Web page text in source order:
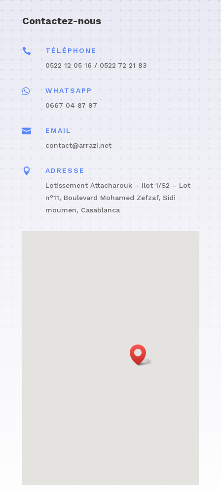
Contactez-nous

TÉLÉPHONE
0522 12 05 16 / 0522 72 21 83

WHATSAPP
0667 04 87 97

EMAIL
contact@arrazi.net

ADRESSE
Lotissement Attacharouk – Ilot 1/S2 – Lot
n°11, Boulevard Mohamed Zefzaf, Sidi
moumen, Casablanca